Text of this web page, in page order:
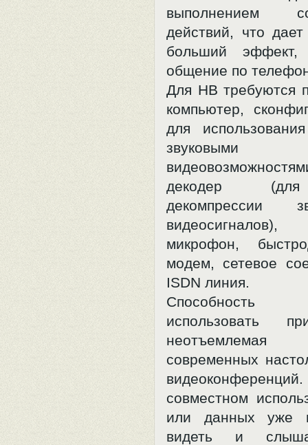
выполнением
действий, что
больший
общение по
Для НВ требуются
компьютер,
для
декодер
декомпрессии
видеосигналов),
микрофон,
модем, сетевое
ISDN линия.
Способность
использовать
современных
совместном
или данных уже
видеть и